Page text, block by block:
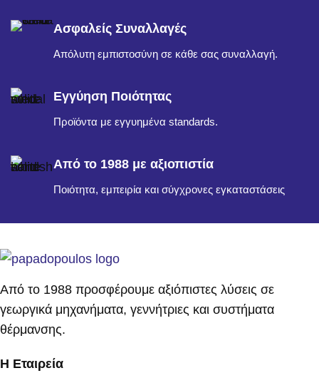
Ασφαλείς Συναλλαγές
Απόλυτη εμπιστοσύνη σε κάθε σας συναλλαγή.
Εγγύηση Ποιότητας
Προϊόντα με εγγυημένα standards.
Από το 1988 με αξιοπιστία
Ποιότητα, εμπειρία και σύγχρονες εγκαταστάσεις
Από το 1988 προσφέρουμε αξιόπιστες λύσεις σε
γεωργικά μηχανήματα, γεννήτριες και συστήματα
θέρμανσης.
Η Εταιρεία